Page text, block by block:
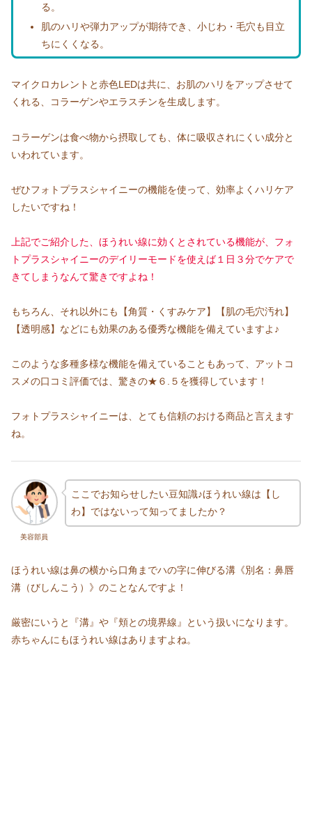
る。
肌のハリや弾力アップが期待でき、小じわ・毛穴も目立
ちにくくなる。
マイクロカレントと赤色LEDは共に、お肌のハリをアップさせて
くれる、コラーゲンやエラスチンを生成します。
コラーゲンは食べ物から摂取しても、体に吸収されにくい成分と
いわれています。
ぜひフォトプラスシャイニーの機能を使って、効率よくハリケア
したいですね！
上記でご紹介した、ほうれい線に効くとされている機能が、フォ
トプラスシャイニーのデイリーモードを使えば１日３分でケアで
きてしまうなんて驚きですよね！
もちろん、それ以外にも【角質・くすみケア】【肌の毛穴汚れ】
【透明感】などにも効果のある優秀な機能を備えていますよ♪
このような多種多様な機能を備えていることもあって、アットコ
スメの口コミ評価では、驚きの★６.５を獲得しています！
フォトプラスシャイニーは、とても信頼のおける商品と言えます
ね。
美容部員
ここでお知らせしたい豆知識♪ほうれい線は【し
わ】ではないって知ってましたか？
ほうれい線は鼻の横から口角までハの字に伸びる溝《別名：鼻唇
溝（びしんこう）》のことなんですよ！
厳密にいうと『溝』や『頬との境界線』という扱いになります。
赤ちゃんにもほうれい線はありますよね。